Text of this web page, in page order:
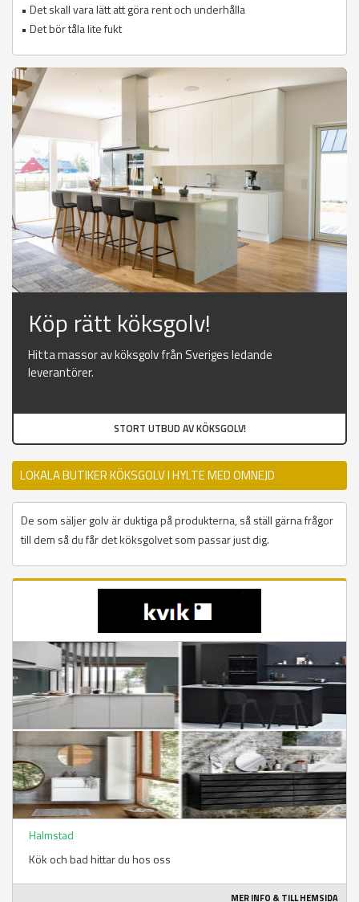
• Det skall vara lätt att göra rent och underhålla
• Det bör tåla lite fukt
Köp rätt köksgolv!
Hitta massor av köksgolv från Sveriges ledande
leverantörer.
STORT UTBUD AV KÖKSGOLV!
LOKALA BUTIKER KÖKSGOLV I HYLTE MED OMNEJD
De som säljer golv är duktiga på produkterna, så ställ gärna frågor
till dem så du får det köksgolvet som passar just dig.
Halmstad
Kök och bad hittar du hos oss
MER INFO & TILL HEMSIDA